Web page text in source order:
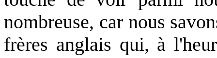
nombreuse, car nous
frères anglais qui, à